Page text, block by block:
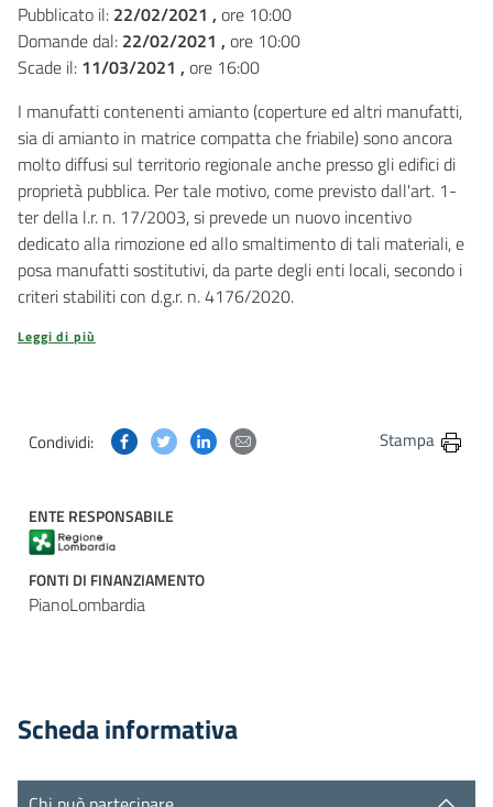
Pubblicato il: 22/02/2021 , ore 10:00
Domande dal: 22/02/2021 , ore 10:00
Scade il: 11/03/2021 , ore 16:00
I manufatti contenenti amianto (coperture ed altri manufatti,
sia di amianto in matrice compatta che friabile) sono ancora
molto diffusi sul territorio regionale anche presso gli edifici di
proprietà pubblica. Per tale motivo, come previsto dall'art. 1-
ter della l.r. n. 17/2003, si prevede un nuovo incentivo
dedicato alla rimozione ed allo smaltimento di tali materiali, e
posa manufatti sostitutivi, da parte degli enti locali, secondo i
criteri stabiliti con d.g.r. n. 4176/2020.
Leggi di più
Condividi: Condividi questa pagina su Facebook
Condividi questa pagina su Twitter
Condividi questa pagina su Linkedin
Condividi questa pagina via
Stampa
ENTE RESPONSABILE
FONTI DI FINANZIAMENTO
PianoLombardia
Scheda informativa